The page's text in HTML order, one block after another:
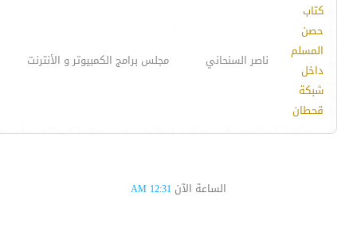
كتاب
حصن
المسلم
داخل
شبكة
قحطان
ناصر السنحاني مجلس برامج الكمبيوتر و الأنترنت
الساعة الآن 12:31 AM